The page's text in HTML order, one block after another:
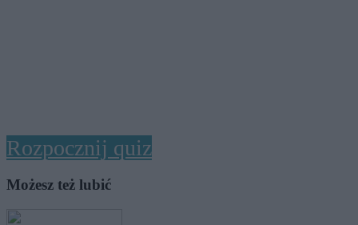
Rozpocznij quiz
Możesz też lubić